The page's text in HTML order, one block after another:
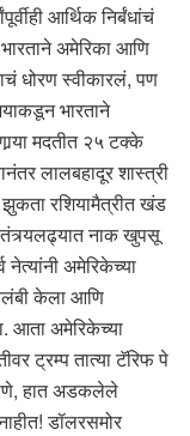
आर्थिक निर्बंधांचं
अमेरिका आणि
धोरण स्वीकारलं, पण
भारताने
मदतीत २५ टक्के
लालबहादूर शास्त्री
झुकता रशियामैत्रीत खंड
नाक खुपसू
नेत्यांनी अमेरिकेच्या
केला आणि
आता अमेरिकेच्या
ट्रम्प तात्या टॅरिफ पे
हात अडकलेले
डॉलरसमोर